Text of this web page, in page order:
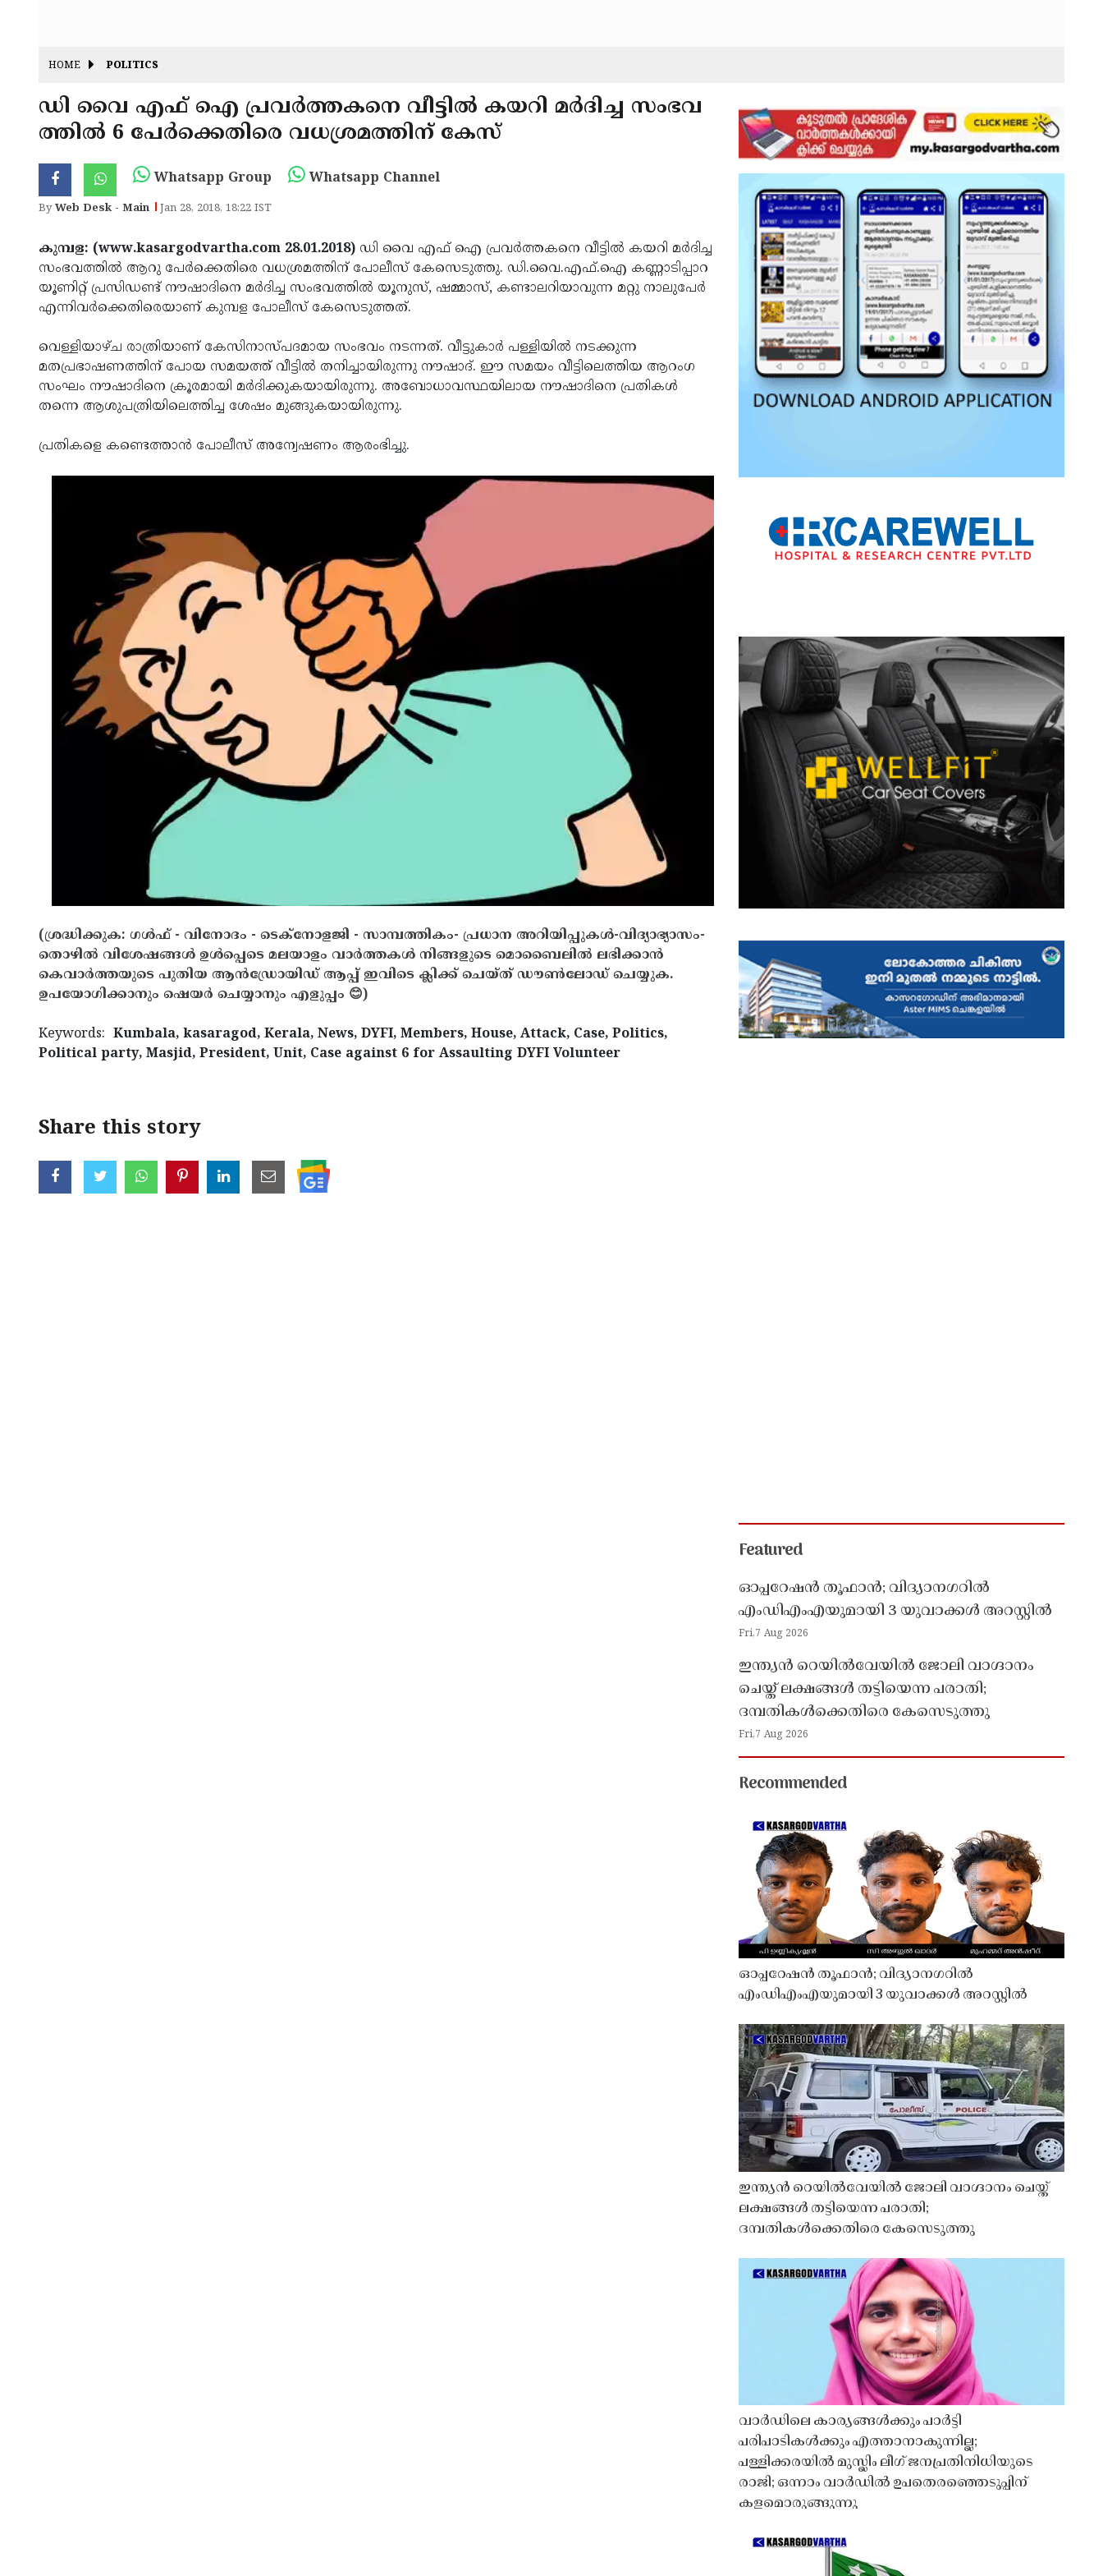
HOME POLITICS
ഡി വൈ എഫ് ഐ പ്രവര്‍ത്തകനെ വീട്ടില്‍ കയറി മര്‍ദിച്ച സംഭവ
ത്തില്‍ 6 പേര്‍ക്കെതിരെ വധശ്രമത്തിന് കേസ്
Whatsapp Group Whatsapp Channel
ByWeb Desk - Main Jan 28, 2018, 18:22 IST
കുമ്പള: (www.kasargodvartha.com 28.01.2018) ഡി വൈ എഫ് ഐ പ്രവര്‍ത്തകനെ വീട്ടില്‍ കയറി മര്‍ദിച്ച
സംഭവത്തില്‍ ആറു പേര്‍ക്കെതിരെ വധശ്രമത്തിന് പോലീസ് കേസെടുത്തു. ഡി.വൈ.എഫ്.ഐ കണ്ണാടിപ്പാറ
യൂണിറ്റ് പ്രസിഡണ്ട് നൗഷാദിനെ മര്‍ദിച്ച സംഭവത്തില്‍ യൂനുസ്, ഷമ്മാസ്, കണ്ടാലറിയാവുന്ന മറ്റു നാലുപേര്‍
എന്നിവര്‍ക്കെതിരെയാണ് കുമ്പള പോലീസ് കേസെടുത്തത്.
വെള്ളിയാഴ്ച രാത്രിയാണ് കേസിനാസ്പദമായ സംഭവം നടന്നത്. വീട്ടുകാര്‍ പള്ളിയില്‍ നടക്കുന്ന
മതപ്രഭാഷണത്തിന് പോയ സമയത്ത് വീട്ടില്‍ തനിച്ചായിരുന്നു നൗഷാദ്. ഈ സമയം വീട്ടിലെത്തിയ ആറംഗ
സംഘം നൗഷാദിനെ ക്രൂരമായി മര്‍ദിക്കുകയായിരുന്നു. അബോധാവസ്ഥയിലായ നൗഷാദിനെ പ്രതികള്‍
തന്നെ ആശുപത്രിയിലെത്തിച്ച ശേഷം മുങ്ങുകയായിരുന്നു.
പ്രതികളെ കണ്ടെത്താന്‍ പോലീസ് അന്വേഷണം ആരംഭിച്ചു.
(ശ്രദ്ധിക്കുക: ഗൾഫ് - വിനോദം - ടെക്നോളജി - സാമ്പത്തികം- പ്രധാന അറിയിപ്പുകൾ-വിദ്യാഭ്യാസം-
തൊഴിൽ വിശേഷങ്ങൾ ഉൾപ്പെടെ മലയാളം വാർത്തകൾ നിങ്ങളുടെ മൊബൈലിൽ ലഭിക്കാൻ
കെവാർത്തയുടെ പുതിയ ആൻഡ്രോയിഡ് ആപ്പ് ഇവിടെ ക്ലിക്ക് ചെയ്ത് ഡൗൺലോഡ് ചെയ്യുക.
ഉപയോഗിക്കാനും ഷെയർ ചെയ്യാനും എളുപ്പം 😊)
Keywords: Kumbala, kasaragod, Kerala, News, DYFI, Members, House, Attack, Case, Politics,
Political party, Masjid, President, Unit, Case against 6 for Assaulting DYFI Volunteer
Share this story
Featured
ഓപ്പറേഷൻ തൂഫാൻ; വിദ്യാനഗറിൽ
എംഡിഎംഎയുമായി 3 യുവാക്കൾ അറസ്റ്റിൽ
Fri,7 Aug 2026
ഇന്ത്യൻ റെയിൽവേയിൽ ജോലി വാഗ്ദാനം
ചെയ്ത് ലക്ഷങ്ങൾ തട്ടിയെന്ന പരാതി;
ദമ്പതികൾക്കെതിരെ കേസെടുത്തു
Fri,7 Aug 2026
Recommended
ഓപ്പറേഷൻ തൂഫാൻ; വിദ്യാനഗറിൽ
എംഡിഎംഎയുമായി 3 യുവാക്കൾ അറസ്റ്റിൽ
ഇന്ത്യൻ റെയിൽവേയിൽ ജോലി വാഗ്ദാനം ചെയ്ത്
ലക്ഷങ്ങൾ തട്ടിയെന്ന പരാതി;
ദമ്പതികൾക്കെതിരെ കേസെടുത്തു
വാർഡിലെ കാര്യങ്ങൾക്കും പാർട്ടി
പരിപാടികൾക്കും എത്താനാകുന്നില്ല;
പള്ളിക്കരയിൽ മുസ്ലിം ലീഗ് ജനപ്രതിനിധിയുടെ
രാജി; ഒന്നാം വാർഡിൽ ഉപതെരഞ്ഞെടുപ്പിന്
കളമൊരുങ്ങുന്നു